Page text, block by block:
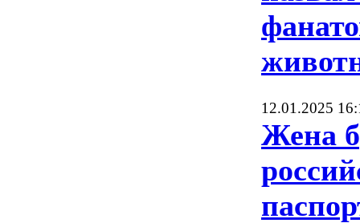
12.01.2025
Жена